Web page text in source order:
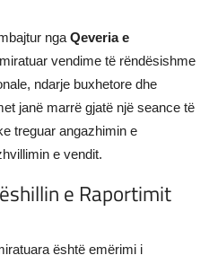
nga Qeveria e
vendime të rëndësishme
ndarje buxhetore dhe
janë marrë gjatë një seance të
treguar angazhimin e
e vendit.
e Raportimit
është emërimi i